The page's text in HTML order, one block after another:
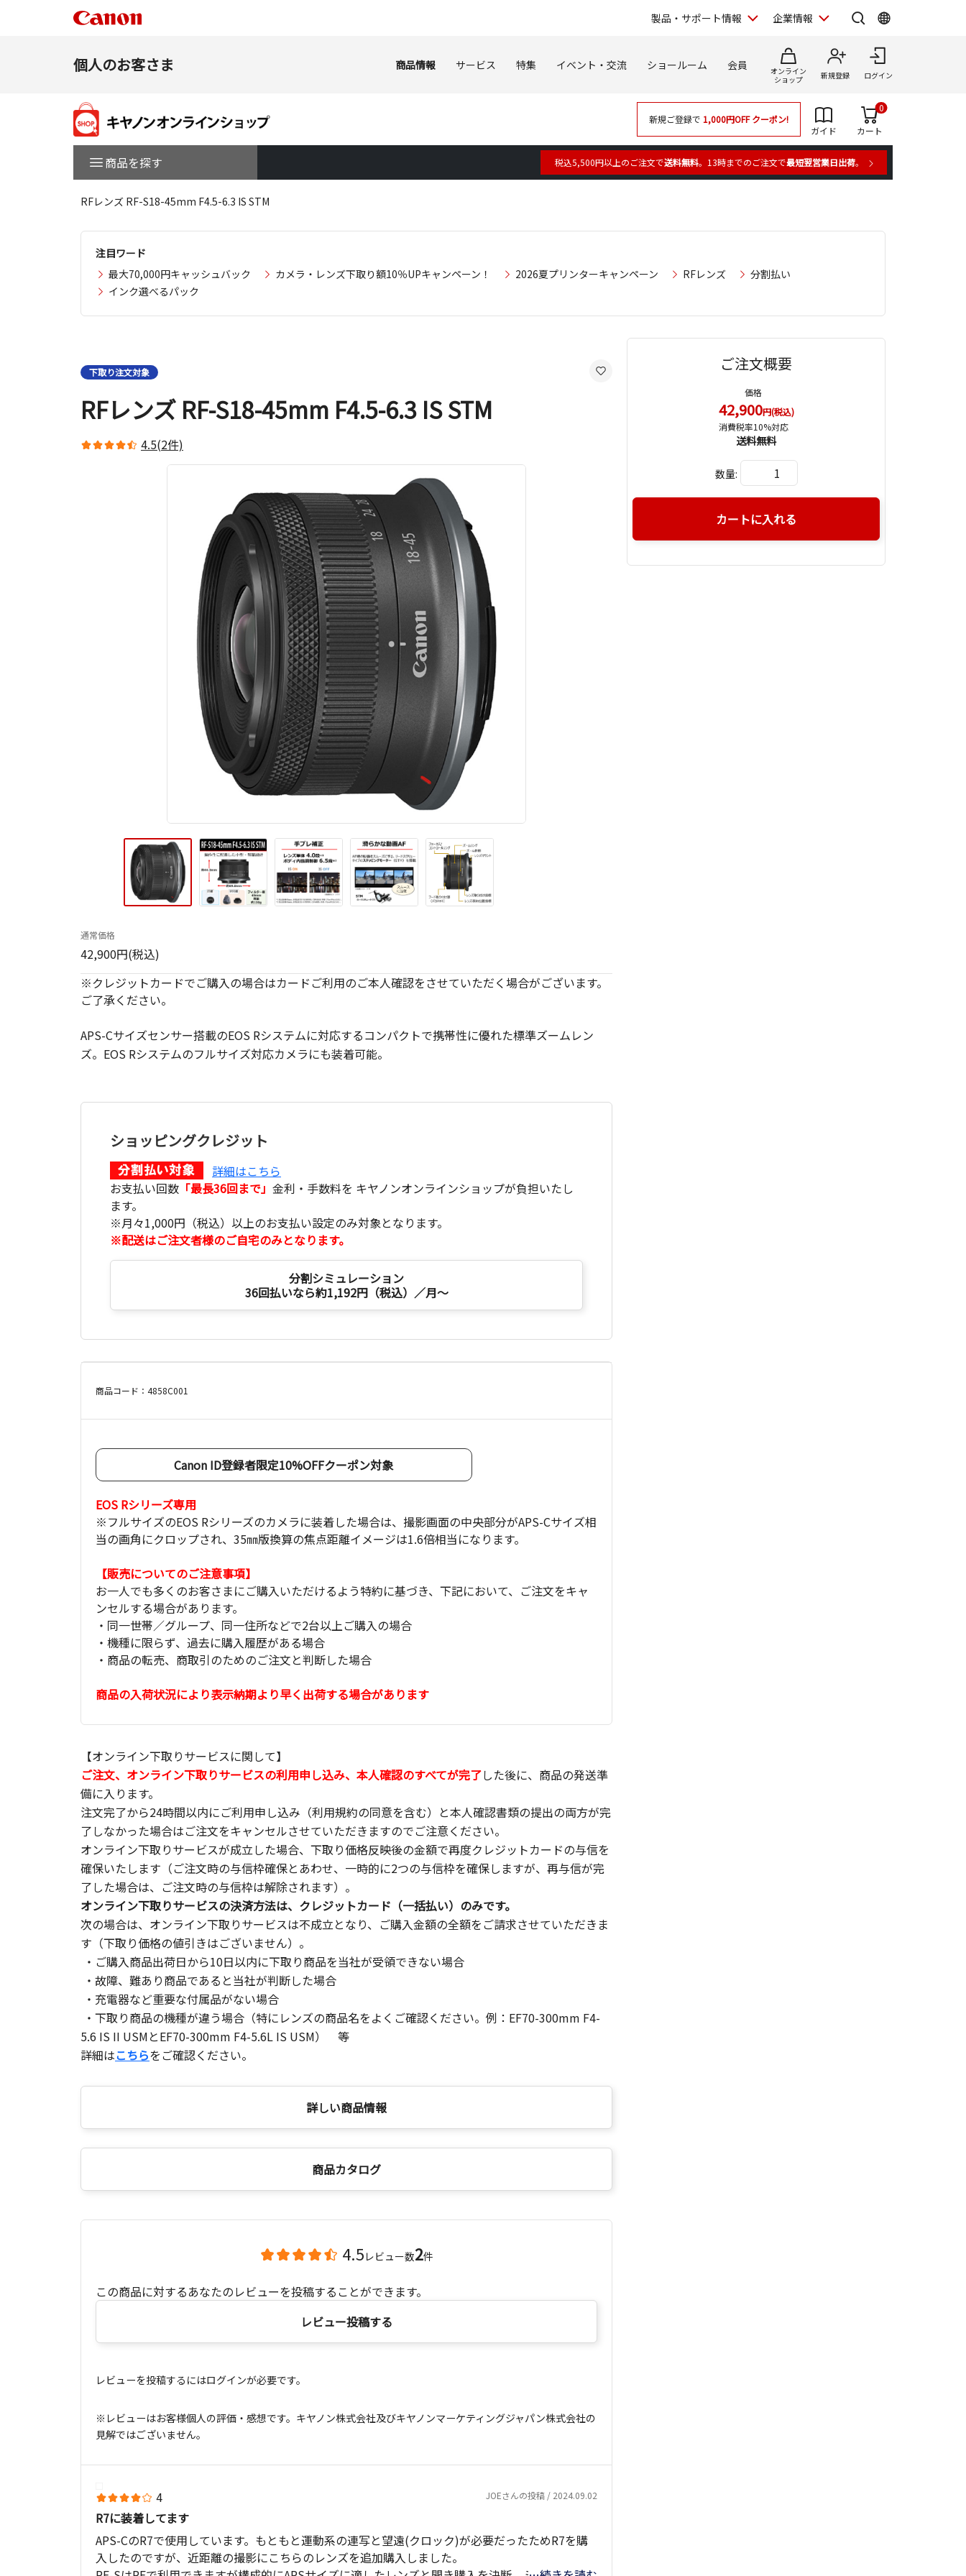
製品・サポート情報 企業情報
個人のお客さま 商品情報 サービス 特集 イベント・交流 ショールーム 会員
オンライン
ショップ
新規登録 ログイン
商品を探す
新規ご登録で 1,000円OFFクーポン!
ガイド
カート
0
税込5,500円以上のご注文で送料無料。13時までのご注文で最短翌営業日出荷。
RFレンズ RF-S18-45mm F4.5-6.3 IS STM
注目ワード
最大70,000円キャッシュバック
カメラ・レンズ下取り額10％UPキャンペーン！ 2026夏プリンターキャンペーン RFレンズ
分割払い
インク選べるパック
下取り注文対象
RFレンズ RF-S18-45mm F4.5-6.3 IS STM
4.5(2件)
通常価格
42,900円(税込)
※クレジットカードでご購入の場合はカードご利用のご本人確認をさせていただく場合がございます。
ご了承ください。
APS-Cサイズセンサー搭載のEOS Rシステムに対応するコンパクトで携帯性に優れた標準ズームレン
ズ。EOS Rシステムのフルサイズ対応カメラにも装着可能。
ショッピングクレジット
詳細はこちら
お支払い回数 「最長36回まで」 金利・手数料を キヤノンオンラインショップが負担いたし
ます。
※月々1,000円（税込）以上のお支払い設定のみ対象となります。
※配送はご注文者様のご自宅のみとなります。
分割シミュレーション
36回払いなら約1,192円（税込）／月～
商品コード：4858C001
Canon ID登録者限定10%OFFクーポン対象
EOS Rシリーズ専用
※フルサイズのEOS Rシリーズのカメラに装着した場合は、撮影画面の中央部分がAPS-Cサイズ相
当の画角にクロップされ、35㎜版換算の焦点距離イメージは1.6倍相当になります。
【販売についてのご注意事項】
お一人でも多くのお客さまにご購入いただけるよう特約に基づき、下記において、ご注文をキャ
ンセルする場合があります。
・同一世帯／グループ、同一住所などで2台以上ご購入の場合
・機種に限らず、過去に購入履歴がある場合
・商品の転売、商取引のためのご注文と判断した場合
商品の入荷状況により表示納期より早く出荷する場合があります
【オンライン下取りサービスに関して】
ご注文、オンライン下取りサービスの利用申し込み、本人確認のすべてが完了した後に、商品の発送準
備に入ります。
注文完了から24時間以内にご利用申し込み（利用規約の同意を含む）と本人確認書類の提出の両方が完
了しなかった場合はご注文をキャンセルさせていただきますのでご注意ください。
オンライン下取りサービスが成立した場合、下取り価格反映後の金額で再度クレジットカードの与信を
確保いたします（ご注文時の与信枠確保とあわせ、一時的に2つの与信枠を確保しますが、再与信が完
了した場合は、ご注文時の与信枠は解除されます）。
オンライン下取りサービスの決済方法は、クレジットカード（一括払い）のみです。
次の場合は、オンライン下取りサービスは不成立となり、ご購入金額の全額をご請求させていただきま
す（下取り価格の値引きはございません）。
・ご購入商品出荷日から10日以内に下取り商品を当社が受領できない場合
・故障、難あり商品であると当社が判断した場合
・充電器など重要な付属品がない場合
・下取り商品の機種が違う場合（特にレンズの商品名をよくご確認ください。例：EF70-300mm F4-
5.6 IS II USMとEF70-300mm F4-5.6L IS USM） 等
詳細はこちらをご確認ください。
詳しい商品情報
商品カタログ
4.5 レビュー数2件
この商品に対するあなたのレビューを投稿することができます。
レビュー投稿する
レビューを投稿するにはログインが必要です。
※レビューはお客様個人の評価・感想です。キヤノン株式会社及びキヤノンマーケティングジャパン株式会社の
見解ではございません。
R7に装着してます
APS-CのR7で使用しています。もともと運動系の連写と望遠(クロック)が必要だったためR7を購
入したのですが、近距離の撮影にこちらのレンズを追加購入しました。
4 JOEさんの投稿 / 2024.09.02
ご注文概要
価格
42,900円(税込)
消費税率10%対応
送料無料
数量:
カートに入れる